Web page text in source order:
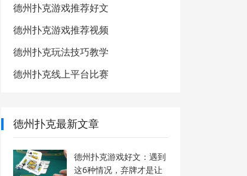
德州扑克游戏推荐好文
德州扑克游戏推荐视频
德州扑克玩法技巧教学
德州扑克线上平台比赛
德州扑克最新文章
德州扑克游戏好文：遇到
这6种情况，弃牌才是让